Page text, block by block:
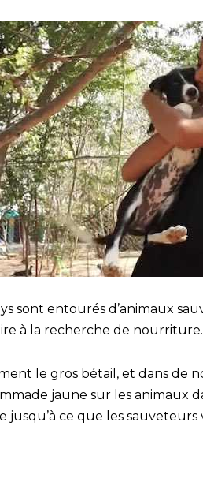
sont entourés d’animaux
à la recherche de nourriture.
le gros bétail, et dans de
jaune sur les animaux
jusqu’à ce que les sauveteurs